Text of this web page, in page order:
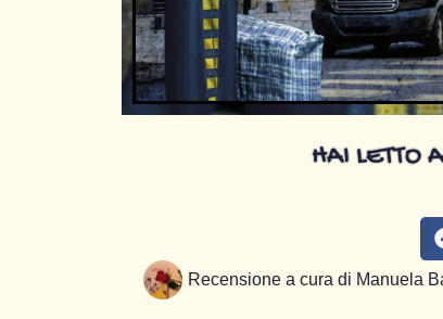
HAI LETTO
Recensione a cura di Manuela